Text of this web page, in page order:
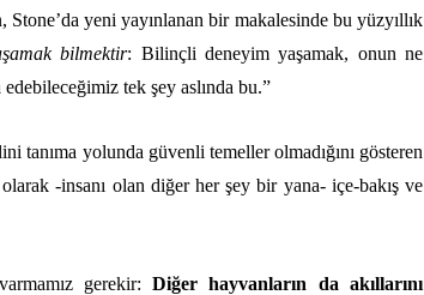
Stone’da yeni yayınlanan bir makalesindebu yüzyıllık
bilmektir: Bilinçli deneyim yaşamak, onun ne
tek şey aslında bu.”
tanıma yolunda güvenli temeller olmadığını gösteren
-insanı olan diğer her şey bir yana- içe-bakış ve
gerekir:Diğer hayvanların da akıllarını